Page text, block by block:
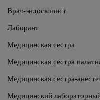
Врач-эндоскопист
Лаборант
Медицинская сестра
Медицинская сестра
Медицинская сестра-
Медицинский